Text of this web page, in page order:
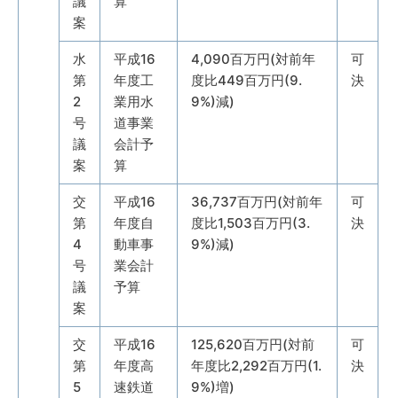
案
水
第
2
号
議
案
平成16
年度工
業用水
道事業
会計予
算
4,090百万円(対前年
度比449百万円(9.
9%)減)
可
決
交
第
4
号
議
案
平成16
年度自
動車事
業会計
予算
36,737百万円(対前年
度比1,503百万円(3.
9%)減)
可
決
交
第
5
平成16
年度高
速鉄道
125,620百万円(対前
年度比2,292百万円(1.
9%)増)
可
決